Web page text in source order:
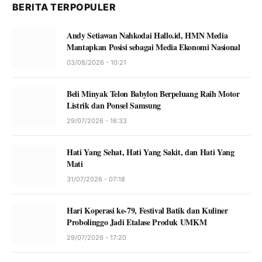
BERITA TERPOPULER
Andy Setiawan Nahkodai Hallo.id, HMN Media
Mantapkan Posisi sebagai Media Ekonomi Nasional
03/08/2026 - 10:21
Beli Minyak Telon Babylon Berpeluang Raih Motor
Listrik dan Ponsel Samsung
29/07/2026 - 16:33
Hati Yang Sehat, Hati Yang Sakit, dan Hati Yang
Mati
31/07/2026 - 07:18
Hari Koperasi ke-79, Festival Batik dan Kuliner
Probolinggo Jadi Etalase Produk UMKM
29/07/2026 - 17:20